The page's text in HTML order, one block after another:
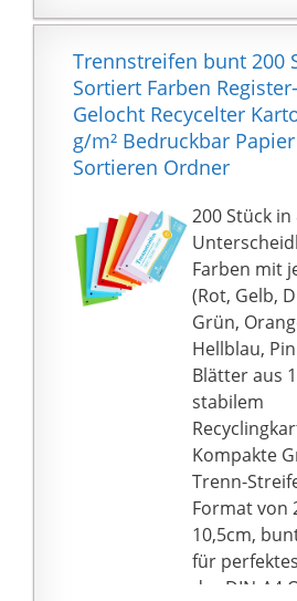
Zuhause,
Uni
Lasche
Maß zur
Streifen-
für Ordner
Format
★ PERFEKTE
★ –
zur
Dokumente
Unterlagen
geringem
farbige
zur
★
Streifen-
Zuhause,
Trennung
Trennstreifen bunt 200
Sortiert Farben
Gelocht Recycelter
g/m² Bedruckbar
Sortieren Ordner
200 Stück
Farben mit
(Rot, Gelb,
Grün,
Hellblau,
Blätter aus
stabilem
Kompakte
Trenn-
Format von
10,5cm,
für
der DIN-A4